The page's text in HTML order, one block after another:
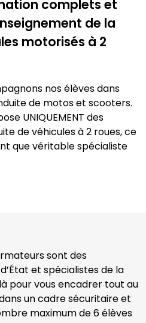
complets et
de la
motorisés à 2
nos élèves dans
de motos et scooters.
UNIQUEMENT des
de véhicules à 2 roues, ce
que véritable spécialiste
sont des
et spécialistes de la
pour vous encadrer tout au
un cadre sécuritaire et
maximum de 6 élèves